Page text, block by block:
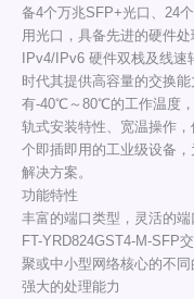
备4个万兆SFP+光口、24
用光口，具备先进的硬件
IPv4/IPv6 硬件双栈及线
时代其提供高容量的交换
有-40℃～80℃的工作温度
轨式安装特性、宽温操作
个即插即用的工业级设备
解决方案。
功能特性
丰富的端口类型，灵活的端
FT-YRD824GST4-M-SFP
聚或中小型网络核心的不同
强大的处理能力